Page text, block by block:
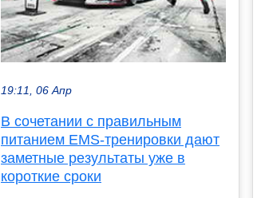
19:11, 06 Апр
В сочетании с правильным
питанием EMS-тренировки дают
заметные результаты уже в
короткие сроки